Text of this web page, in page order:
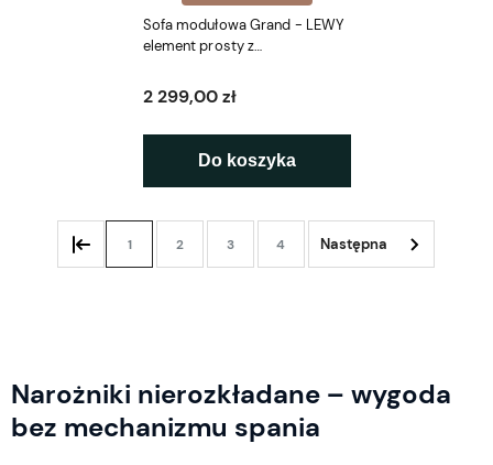
Sofa modułowa Grand - LEWY
element prosty z
2 299,00 zł
Do koszyka
1 2 3 4
Narożniki nierozkładane – wygoda
bez mechanizmu spania